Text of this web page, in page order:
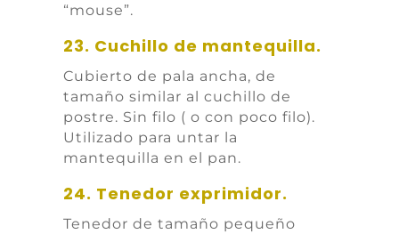
“mouse”.
23. Cuchillo de mantequilla.
Cubierto de pala ancha, de
tamaño similar al cuchillo de
postre. Sin filo ( o con poco filo).
Utilizado para untar la
mantequilla en el pan.
24. Tenedor exprimidor.
Tenedor de tamaño pequeño